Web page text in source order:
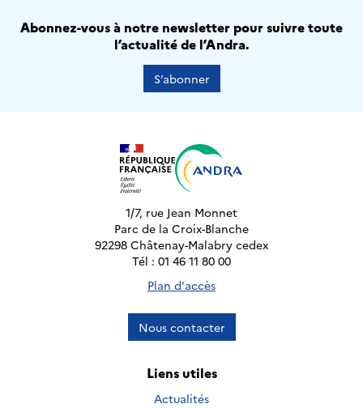
Abonnez-vous à notre newsletter pour suivre toute
l’actualité de l’Andra.
S’abonner
1/7, rue Jean Monnet
Parc de la Croix-Blanche
92298 Châtenay-Malabry cedex
Tél : 01 46 11 80 00
Plan d'accès
Nous contacter
Liens utiles
Actualités